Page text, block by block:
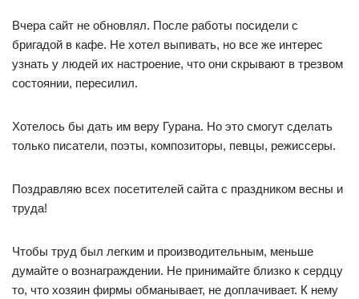
Вчера сайт не обновлял. После работы посидели с
бригадой в кафе. Не хотел выпивать, но все же интерес
узнать у людей их настроение, что они скрывают в трезвом
состоянии, пересилил.
Хотелось бы дать им веру Гурана. Но это смогут сделать
только писатели, поэты, композиторы, певцы, режиссеры.
Поздравляю всех посетителей сайта с праздником весны и
труда!
Чтобы труд был легким и производительным, меньше
думайте о вознаграждении. Не принимайте близко к сердцу
то, что хозяин фирмы обманывает, не доплачивает. К нему